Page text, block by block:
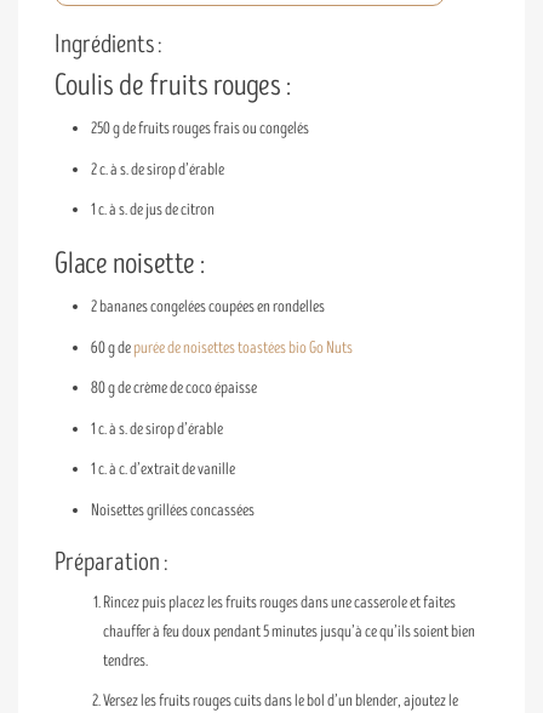
Ingrédients :
Coulis de fruits rouges :
250 g de fruits rouges frais ou congelés
2 c. à s. de sirop d’érable
1 c. à s. de jus de citron
Glace noisette :
2 bananes congelées coupées en rondelles
60 g depurée de noisettes toastées bio Go Nuts
80 g de crème de coco épaisse
1 c. à s. de sirop d’érable
1 c. à c. d’extrait de vanille
Noisettes grillées concassées
Préparation :
Rincez puis placez les fruits rouges dans une casserole et faites
chauffer à feu doux pendant 5 minutes jusqu’à ce qu’ils soient bien
tendres.
Versez les fruits rouges cuits dans le bol d’un blender, ajoutez le